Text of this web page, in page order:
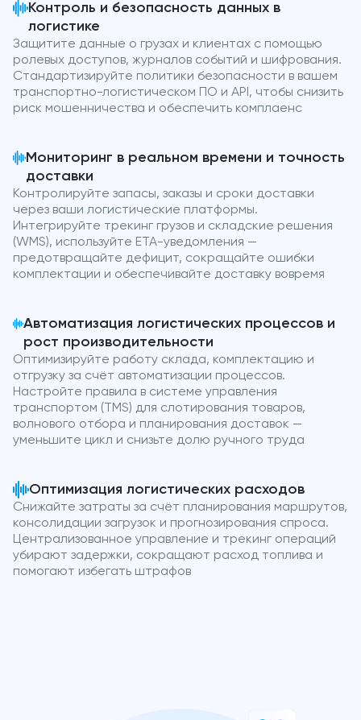
Контроль и безопасность данных в
логистике
Защитите данные о грузах и клиентах с помощью
ролевых доступов, журналов событий и шифрования.
Стандартизируйте политики безопасности в вашем
транспортно-логистическом ПО и API, чтобы снизить
риск мошенничества и обеспечить комплаенс
Мониторинг в реальном времени и точность
доставки
Контролируйте запасы, заказы и сроки доставки
через ваши логистические платформы.
Интегрируйте трекинг грузов и складские решения
(WMS), используйте ETA-уведомления —
предотвращайте дефицит, сокращайте ошибки
комплектации и обеспечивайте доставку вовремя
Автоматизация логистических процессов и
рост производительности
Оптимизируйте работу склада, комплектацию и
отгрузку за счёт автоматизации процессов.
Настройте правила в системе управления
транспортом (TMS) для слотирования товаров,
волнового отбора и планирования доставок —
уменьшите цикл и снизьте долю ручного труда
Оптимизация логистических расходов
Снижайте затраты за счёт планирования маршрутов,
консолидации загрузок и прогнозирования спроса.
Централизованное управление и трекинг операций
убирают задержки, сокращают расход топлива и
помогают избегать штрафов